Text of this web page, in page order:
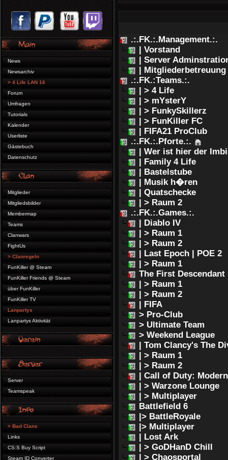
News
Newsarchiv
> 4 Life LAN 16
Forum
Umfragen
Tutorials
Kalender
Userliste
Gästebuch
Datenschutz
Mitglieder
Mitgliedsbilder
Membermap
Teams
Clanwars
FightUs
> Clanregeln
FunKiller @ Steam
FunKiller Friends @ Steam
über FunKiller
FunKiller TV
Lanpartys
Lanpartys Aktivität
Server
Teamspeak
> Bad Clans
Links
CS:S Buy Script
Steam ID Converter
.:.FK.:.Management.:.
| Vorstand
| Server
| Mitgliederbetreuung
.:.FK.:Teams.:.
| > 4 Life
| > mYsterY
| > FunkySkillerz
| > FunKiller FC
| FIFA21 ProClub
.:.FK.:.Pforte.:.
| Wer ist hier der
| Family 4 Life
| Bastelstube
| Musik h�ren
| Quatschecke
| > Raum 2
.:.FK.:.Games.:.
| Diablo IV
| > Raum 1
| > Raum 2
| Last Epoch | POE 2
| > Raum 1
The First Descendant
| > Raum 1
| > Raum 2
| FIFA
> Pro-Club
> Ultimate Team
> Weekend League
| Tom Clancy's The
| > Raum 1
| > Raum 2
| Call of Duty:
| > Warzone Lounge
| > Multiplayer
Battlefield 6
|> BattleRoyale
|> Multiplayer
| Lost Ark
| > GoDHanD Chill
| > Chaosportal